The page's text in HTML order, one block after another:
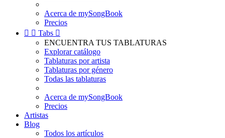
Acerca de mySongBook
Precios
  Tabs 
ENCUENTRA TUS TABLATURAS
Explorar catálogo
Tablaturas por artista
Tablaturas por género
Todas las tablaturas
Acerca de mySongBook
Precios
Artistas
Blog
Todos los artículos